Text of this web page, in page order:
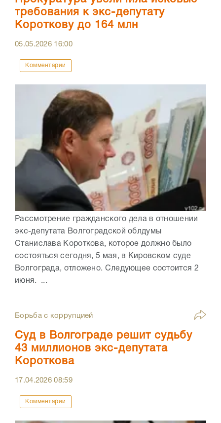
требования к экс-депутату
Короткову до 164 млн
05.05.2026 16:00
Комментарии
Рассмотрение гражданского дела в отношении
экс-депутата Волгоградской облдумы
Станислава Короткова, которое должно было
состояться сегодня, 5 мая, в Кировском суде
Волгограда, отложено. Следующее состоится 2
июня. ...
Борьба с коррупцией
Суд в Волгограде решит судьбу
43 миллионов экс-депутата
Короткова
17.04.202608:59
Комментарии